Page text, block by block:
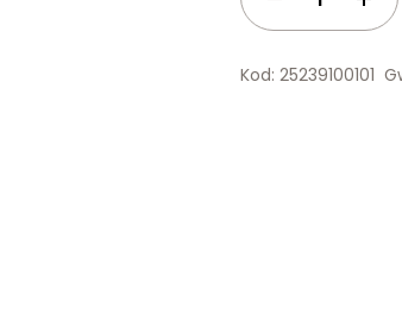
Kod: 25239100101